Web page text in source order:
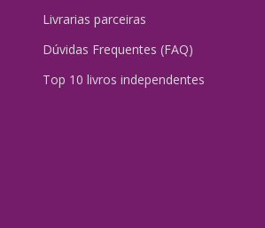
Livrarias parceiras
Dúvidas Frequentes (FAQ)
Top 10 livros independentes